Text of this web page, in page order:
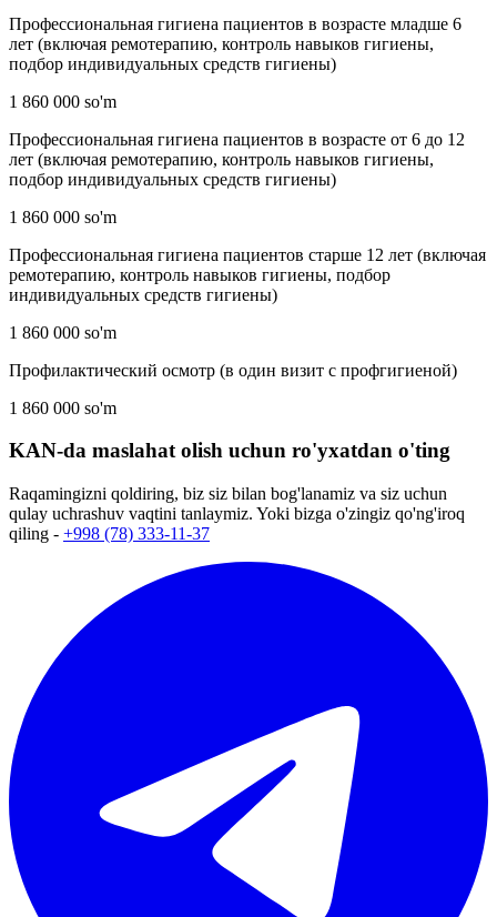
Профессиональная гигиена пациентов в возрасте младше 6
лет (включая ремотерапию, контроль навыков гигиены,
подбор индивидуальных средств гигиены)
1 860 000 so'm
Профессиональная гигиена пациентов в возрасте от 6 до 12
лет (включая ремотерапию, контроль навыков гигиены,
подбор индивидуальных средств гигиены)
1 860 000 so'm
Профессиональная гигиена пациентов старше 12 лет (включая
ремотерапию, контроль навыков гигиены, подбор
индивидуальных средств гигиены)
1 860 000 so'm
Профилактический осмотр (в один визит с профгигиеной)
1 860 000 so'm
KAN-da maslahat olish uchun ro'yxatdan o'ting
Raqamingizni qoldiring, biz siz bilan bog'lanamiz va siz uchun
qulay uchrashuv vaqtini tanlaymiz. Yoki bizga o'zingiz qo'ng'iroq
qiling - +998 (78) 333-11-37